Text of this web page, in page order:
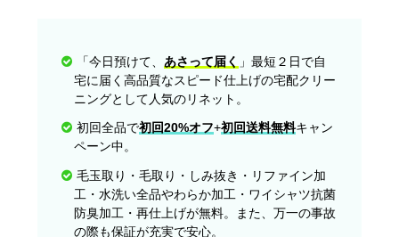
「今日預けて、 あさって届く 」最短２日で自
宅に届く高品質なスピード仕上げの宅配クリー
ニングとして人気のリネット。
初回全品で初回20%オフ+初回送料無料キャン
ペーン中。
毛玉取り・毛取り・しみ抜き・リファイン加
工・水洗い全品やわらか加工・ワイシャツ抗菌
防臭加工・再仕上げが無料。また、万一の事故
の際も保証が充実で安心。